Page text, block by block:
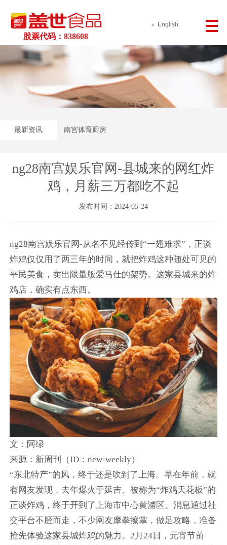
股票代码：838608
English
最新资讯 南宫体育厨房
ng28南宫娱乐官网-县城来的网红炸
鸡，月薪三万都吃不起
发布时间：2024-05-24
ng28南宫娱乐官网-从名不见经传到“一翅难求”，正谈
炸鸡仅仅用了两三年的时间，就把炸鸡这种随处可见的
平民美食，卖出限量版爱马仕的架势。这家县城来的炸
鸡店，确实有点东西。
文：阿绿
来源：新周刊（ID：new-weekly）
“东北特产”的风，终于还是吹到了上海。早在年前，就
有网友发现，去年爆火于延吉、被称为“炸鸡天花板”的
正谈炸鸡，终于开到了上海市中心黄浦区。消息通过社
交平台不胫而走，不少网友摩拳擦掌，做足攻略，准备
抢先体验这家县城炸鸡的魅力。2月24日，元宵节前